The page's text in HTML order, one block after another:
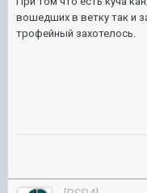
вошедших в ветку так и
трофейный захотелось.